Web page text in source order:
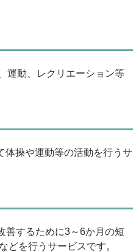
運動、レクリエーション等
操や運動等の活動を行うサ
するために3～6か月の短
どを行うサービスです。